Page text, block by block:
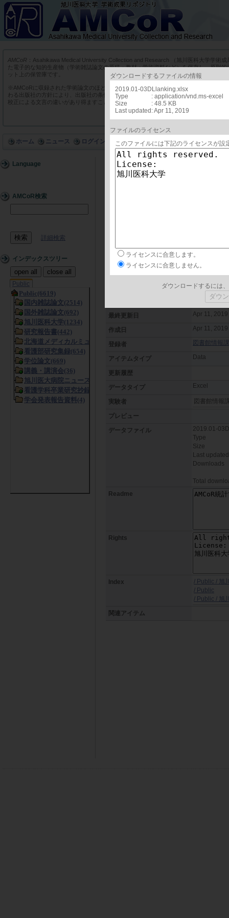
AMCoR ：Asahikawa Medical University Collection and Research （旭川医科大学学術
た電子的な知的生産物（学術雑誌論文の原稿・教材・学術資料など）を保存し、原則
ット上の保管庫です。
※AMCoRに収録された学術論文のほとんどは、商業出版社や学会出版社の学術雑誌に
わる出版社の方針により、出版社の条件に添った版を収録しています。そのため実際
校正による文言の違いがあり得ますことをあらかじめご了承ください。
ホーム ニュース ログイン
Language
AMCoR検索
詳細検索
インデックスツリー
open all close all
Public
詳細
タイトル 2019年1月-
Apr 11, 2019
最終更新日 Apr 11,
作成日 Apr 11,
登録者 図書館情報
アイテムタイプ Data
更新履歴
データタイプ
Excel
実験者 図書館情報
プレビュー
データファイル
2019.01-
Type
Size
Last updated
Downloads
Total
Readme
Rights
Index
/ Public / 旭
/ Public
/ Public / 旭
関連アイテム
ダウンロードするファイルの情報
2019.01-03DLlanking.xlsx
Type
: application/vnd.ms-excel
Size
: 48.5 KB
Last updated: Apr 11, 2019
ファイルのライセンス
このファイルには下記のライセンスが設
ライセンスに合意します。
ライセンスに合意しません。
ダウンロードするには